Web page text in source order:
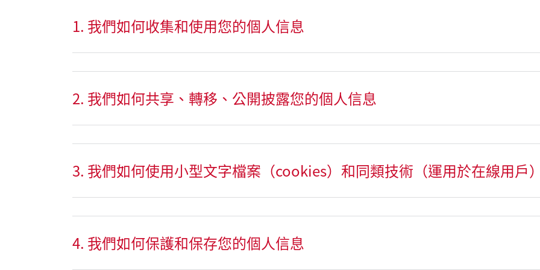
1. 我們如何收集和使用您的個人信息
2. 我們如何共享、轉移、公開披露您的個人信息
3. 我們如何使用小型文字檔案（cookies）和同類技術（運用於在線用戶
4. 我們如何保護和保存您的個人信息